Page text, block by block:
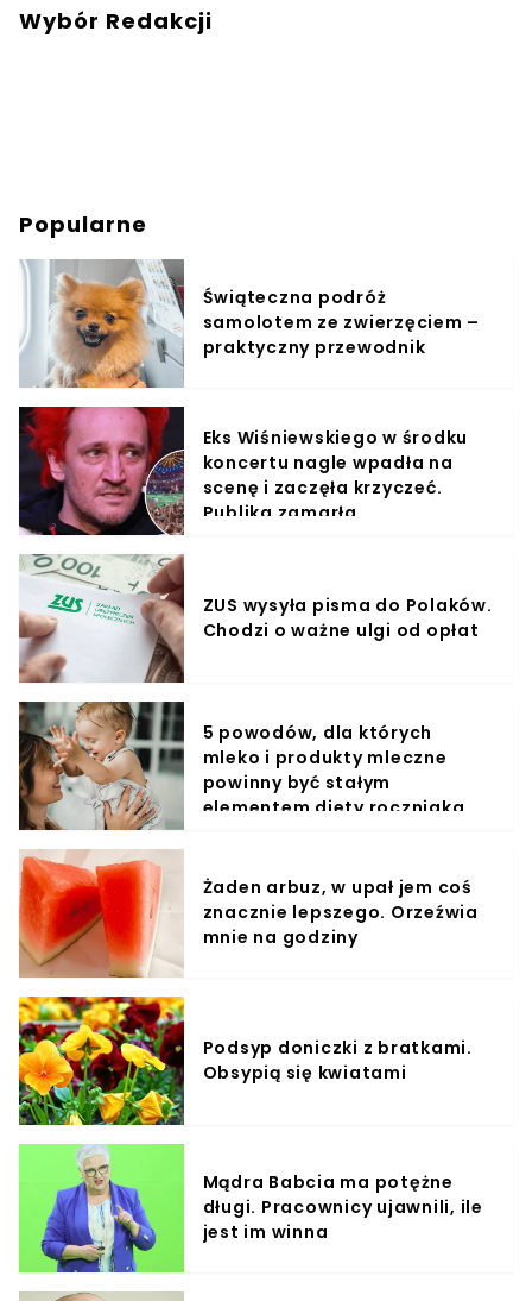
Wybór Redakcji
Popularne
Świąteczna podróż
samolotem ze zwierzęciem –
praktyczny przewodnik
Eks Wiśniewskiego w środku
koncertu nagle wpadła na
scenę i zaczęła krzyczeć.
Publika zamarła
ZUS wysyła pisma do Polaków.
Chodzi o ważne ulgi od opłat
5 powodów, dla których
mleko i produkty mleczne
powinny być stałym
elementem diety roczniaka
Żaden arbuz, w upał jem coś
znacznie lepszego. Orzeźwia
mnie na godziny
Podsyp doniczki z bratkami.
Obsypią się kwiatami
Mądra Babcia ma potężne
długi. Pracownicy ujawnili, ile
jest im winna